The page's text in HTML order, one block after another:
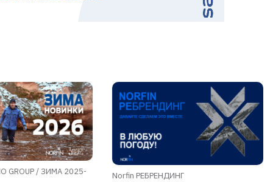
GROUP / ЗИМА 2025-
Norfin РЕБРЕНДИНГ